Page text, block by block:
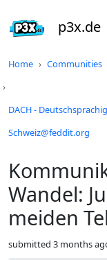
p3x.de
Home Communities
DACH -
Schweiz@feddit.org
Wandel:
meiden
submitted 3 months
Do not click this